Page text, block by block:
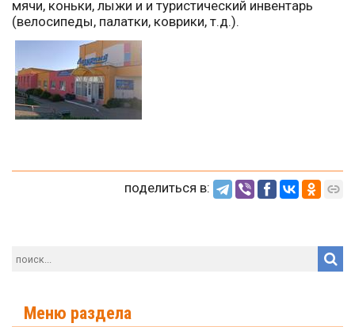
мячи, коньки, лыжи и и туристический инвентарь
(велосипеды, палатки, коврики, т.д.).
поделиться в:
Меню раздела